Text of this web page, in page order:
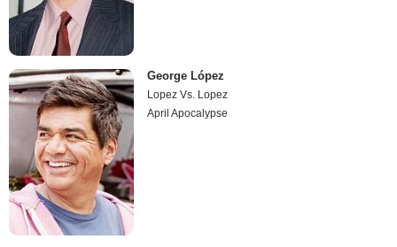
George López
Lopez Vs. Lopez
April Apocalypse